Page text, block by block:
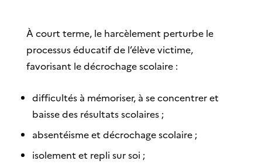
À court terme, le harcèlement perturbe le
processus éducatif de l’élève victime,
favorisant le décrochage scolaire :
difficultés à mémoriser, à se concentrer et
baisse des résultats scolaires ;
absentéisme et décrochage scolaire ;
isolement et repli sur soi ;